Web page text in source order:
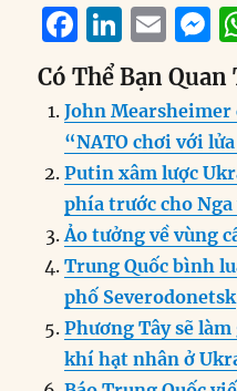
F
a
c
e
b
o
o
k
Li
n
k
e
d
I
n
E
m
ai
l
e
n
g
Có Thể Bạn Quan
John Mearsheimer
“NATO chơi với
Putin xâm lược
phía trước cho Nga
Ảo tưởng về vùng
Trung Quốc bình
phố Severodonetsk
Phương Tây sẽ
khí hạt nhân ở